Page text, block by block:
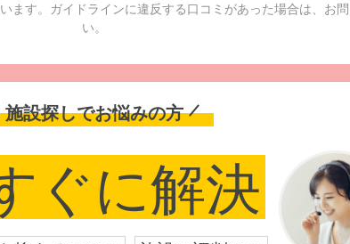
ます。ガイドラインに違反する口コミがあった場合は、お
い。
施設探しでお悩みの方
ぐに解決